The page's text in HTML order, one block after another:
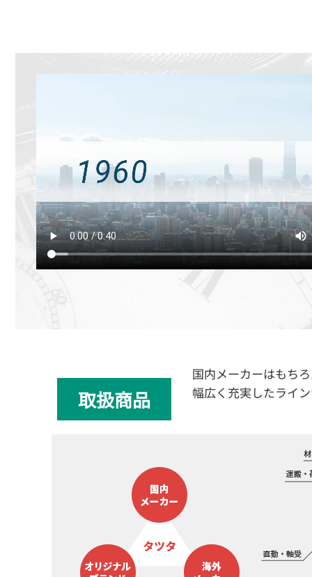
取扱商品
国内メーカーはもち
幅広く充実したライ